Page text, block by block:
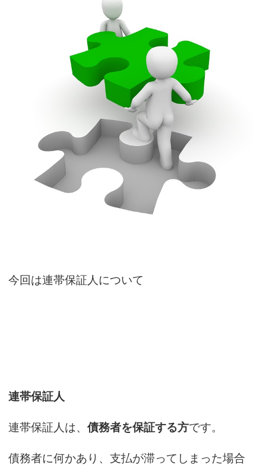
今回は連帯保証人について
連帯保証人
連帯保証人は、債務者を保証する方です。
債務者に何かあり、支払が滞ってしまった場合